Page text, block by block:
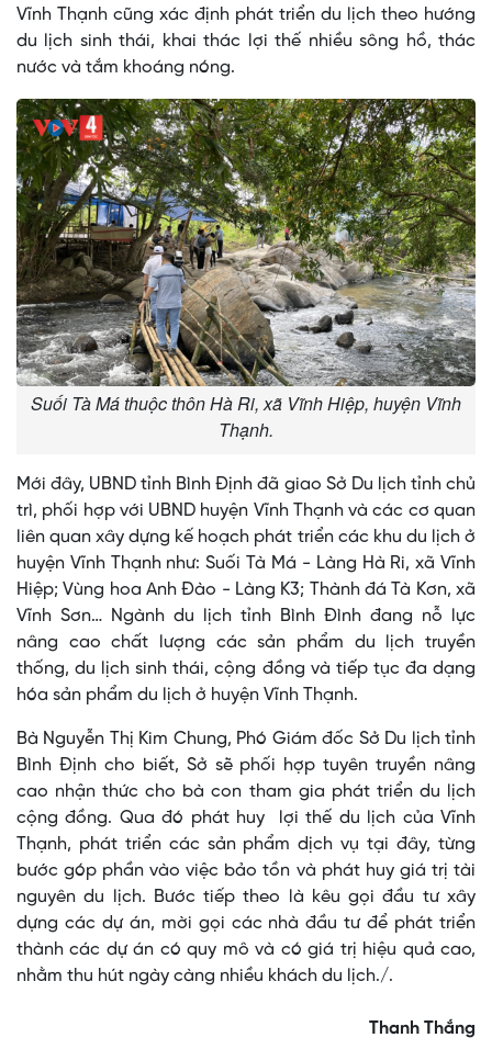
Vĩnh Thạnh cũng xác định phát triển du lịch theo hướng
du lịch sinh thái, khai thác lợi thế nhiều sông hồ, thác
nước và tắm khoáng nóng.
Suối Tà Má thuộc thôn Hà Ri, xã Vĩnh Hiệp, huyện Vĩnh
Thạnh.
Mới đây, UBND tỉnh Bình Định đã giao Sở Du lịch tỉnh chủ
trì, phối hợp với UBND huyện Vĩnh Thạnh và các cơ quan
liên quan xây dựng kế hoạch phát triển các khu du lịch ở
huyện Vĩnh Thạnh như: Suối Tà Má - Làng Hà Ri, xã Vĩnh
Hiệp; Vùng hoa Anh Đào - Làng K3; Thành đá Tà Kơn, xã
Vĩnh Sơn… Ngành du lịch tỉnh Bình Đình đang nỗ lực
nâng cao chất lượng các sản phẩm du lịch truyền
thống, du lịch sinh thái, cộng đồng và tiếp tục đa dạng
hóa sản phẩm du lịch ở huyện Vĩnh Thạnh.
Bà Nguyễn Thị Kim Chung, Phó Giám đốc Sở Du lịch tỉnh
Bình Định cho biết, Sở sẽ phối hợp tuyên truyền nâng
cao nhận thức cho bà con tham gia phát triển du lịch
cộng đồng. Qua đó phát huy lợi thế du lịch của Vĩnh
Thạnh, phát triển các sản phẩm dịch vụ tại đây, từng
bước góp phần vào việc bảo tồn và phát huy giá trị tài
nguyên du lịch. Bước tiếp theo là kêu gọi đầu tư xây
dựng các dự án, mời gọi các nhà đầu tư để phát triển
thành các dự án có quy mô và có giá trị hiệu quả cao,
nhằm thu hút ngày càng nhiều khách du lịch./.
Thanh Thắng